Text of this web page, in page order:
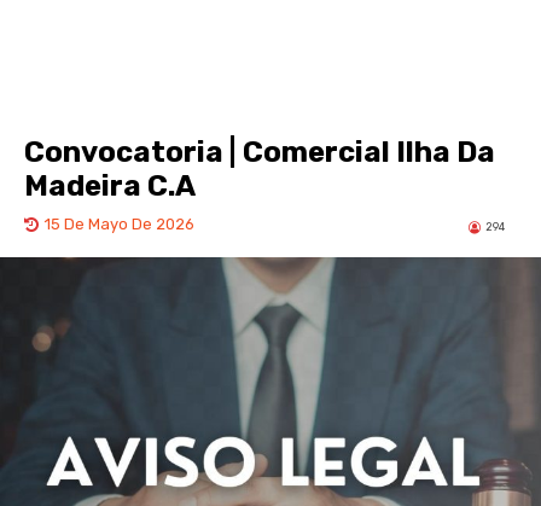
Convocatoria | Comercial Ilha Da
Madeira C.A
15 De Mayo De 2026 294